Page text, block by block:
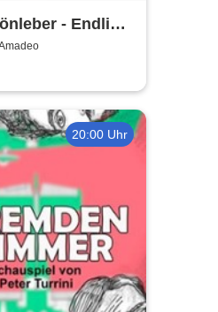
- Endlich
20:00 Uhr